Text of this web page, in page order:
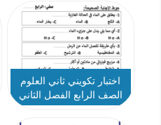
اختبار تكويني ثاني العلوم
الصف الرابع الفصل الثاني